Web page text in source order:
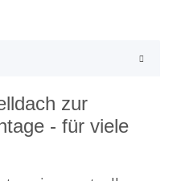
zur
- für viele